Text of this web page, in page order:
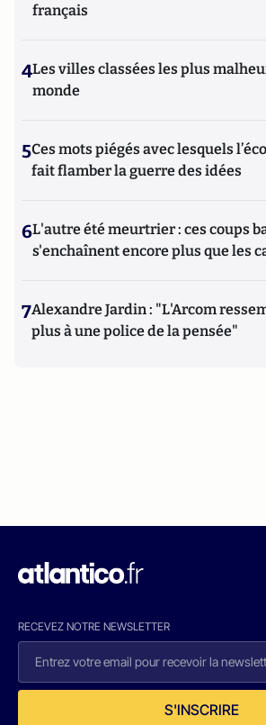
français
4Les villes classées les plus
monde
5Ces mots piégés avec lesquels
fait flamber la guerre des idées
6L'autre été meurtrier : ces coups
s'enchaînent encore plus que les
7Alexandre Jardin : "L'Arcom
plus à une police de la pensée"
RECEVEZ NOTRE NEWSLETTER
S'INSCRIRE